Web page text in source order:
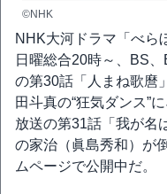
©NHK
NHK大河ドラマ「べら
日曜総合20時～、BS
の第30話「人まね歌麿
田斗真の“狂気ダンス”
放送の第31話「我が名
の家治（眞島秀和）が
ムページで公開中だ。